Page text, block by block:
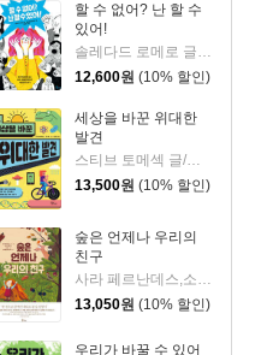
할 수 없어? 난 할 수
있어!
솔레다드 로메로 글/알리체 피아지오 그림/김정한 역
12,600원 (10% 할인)
세상을 바꾼 위대한
발견
13,500원 (10% 할인)
숲은 언제나 우리의
친구
사라 페르난데스,소니아 로익 글/사라 페르난데스 그림/최서윤 역/정수영 감수
13,050원 (10% 할인)
우리가 바꿀 수 있어